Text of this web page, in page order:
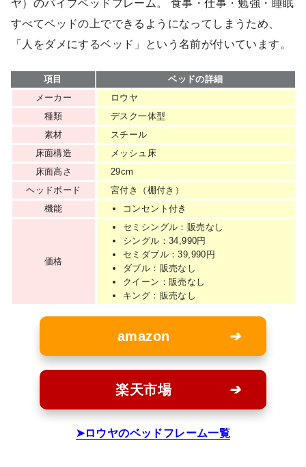
ヤ）のパイプベッドフレーム。 食事・仕事・勉強・睡眠
すべてベッドの上でできるようになってしまうため、
「人をダメにするベッド」という名前が付いています。
項目
ベッドの詳細
メーカー
ロウヤ
種類
デスク一体型
素材
スチール
床面構造
メッシュ床
床面高さ
29cm
ヘッドボード
宮付き（棚付き）
機能
コンセント付き
価格
セミシングル：販売なし
シングル：34,990円
セミダブル：39,990円
ダブル：販売なし
クイーン：販売なし
キング：販売なし
amazon
楽天市場
ロウヤのベッドフレーム一覧